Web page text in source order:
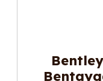
Bentley